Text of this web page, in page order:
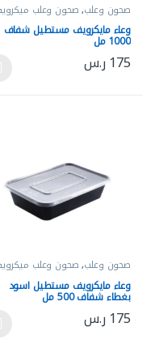
صحون وعلب,صحون وعلب
وعاء مايكرويف مستطيل شفاف
1000 مل
175 ر.س
هناك العديد من الأشكال
صحون وعلب,صحون وعلب
وعاء مايكرويف مستطيل اسود
بغطاء شفاف 500 مل
175 ر.س
هناك العديد من الأشكال